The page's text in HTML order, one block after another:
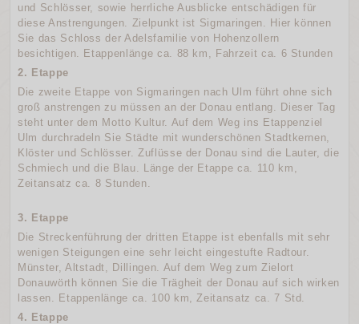
und Schlösser, sowie herrliche Ausblicke entschädigen für
diese Anstrengungen. Zielpunkt ist Sigmaringen. Hier können
Sie das Schloss der Adelsfamilie von Hohenzollern
besichtigen. Etappenlänge ca. 88 km, Fahrzeit ca. 6 Stunden
2. Etappe
Die zweite Etappe von Sigmaringen nach Ulm führt ohne sich
groß anstrengen zu müssen an der Donau entlang. Dieser Tag
steht unter dem Motto Kultur. Auf dem Weg ins Etappenziel
Ulm durchradeln Sie Städte mit wunderschönen Stadtkernen,
Klöster und Schlösser. Zuflüsse der Donau sind die Lauter, die
Schmiech und die Blau. Länge der Etappe ca. 110 km,
Zeitansatz ca. 8 Stunden.
3. Etappe
Die Streckenführung der dritten Etappe ist ebenfalls mit sehr
wenigen Steigungen eine sehr leicht eingestufte Radtour.
Münster, Altstadt, Dillingen. Auf dem Weg zum Zielort
Donauwörth können Sie die Trägheit der Donau auf sich wirken
lassen. Etappenlänge ca. 100 km, Zeitansatz ca. 7 Std.
4. Etappe